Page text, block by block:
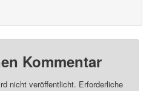
Kommentar
nicht veröffentlicht. Erforderliche